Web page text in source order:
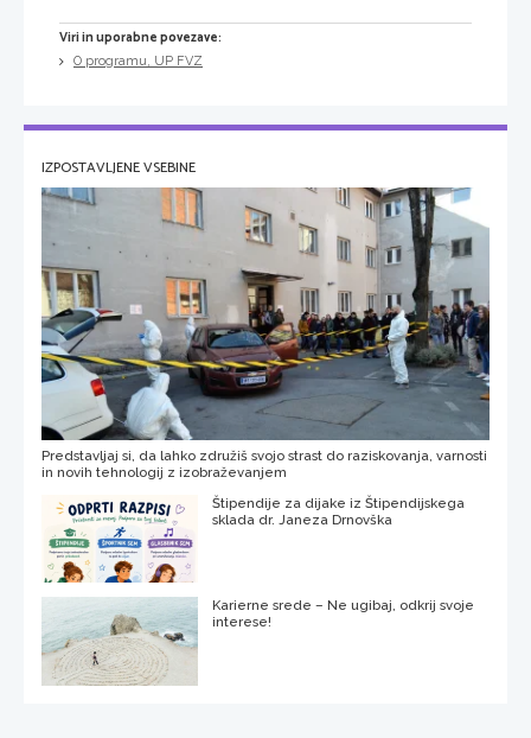
Viri in uporabne povezave:
O programu, UP FVZ
IZPOSTAVLJENE VSEBINE
Predstavljaj si, da lahko združiš svojo strast do raziskovanja, varnosti
in novih tehnologij z izobraževanjem
Štipendije za dijake iz Štipendijskega
sklada dr. Janeza Drnovška
Karierne srede – Ne ugibaj, odkrij svoje
interese!